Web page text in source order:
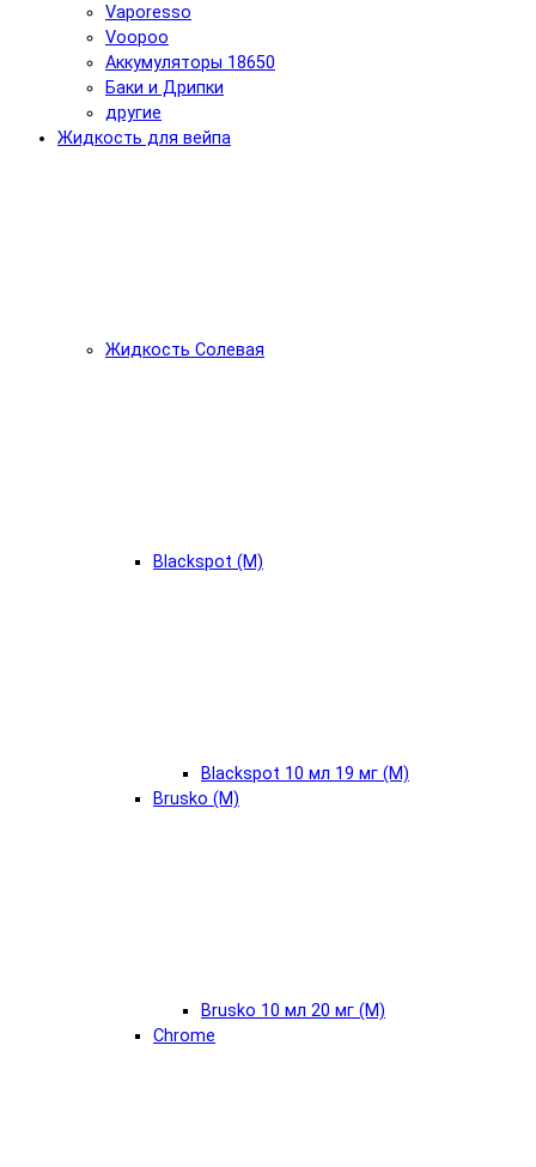
Vaporesso
Voopoo
Аккумуляторы 18650
Баки и Дрипки
другие
Жидкость для вейпа
Жидкость Солевая
Blackspot (М)
Blackspot 10 мл 19 мг (М)
Brusko (М)
Brusko 10 мл 20 мг (М)
Chrome